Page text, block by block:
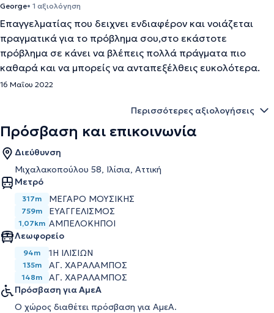
George• 1 αξιολόγηση
Επαγγελματίας που δειχνει ενδιαφέρον και νοιάζεται
πραγματικά για το πρόβλημα σου,στο εκάστοτε
πρόβλημα σε κάνει να βλέπεις πολλά πράγματα πιο
καθαρά και να μπορείς να ανταπεξέλθεις ευκολότερα.
16 Μαΐου 2022
Περισσότερες αξιολογήσεις
Πρόσβαση και επικοινωνία
Διεύθυνση
Μιχαλακοπούλου 58, Ιλίσια, Αττική
Μετρό
317m ΜΕΓΑΡΟ ΜΟΥΣΙΚΗΣ
759m ΕΥΑΓΓΕΛΙΣΜΟΣ
1,07km ΑΜΠΕΛΟΚΗΠΟΙ
Λεωφορείο
94m 1Η ΙΛΙΣΙΩΝ
135m ΑΓ. ΧΑΡΑΛΑΜΠΟΣ
148m
ΑΓ. ΧΑΡΑΛΑΜΠΟΣ
Πρόσβαση για ΑμεΑ
Ο χώρος διαθέτει πρόσβαση για ΑμεΑ.